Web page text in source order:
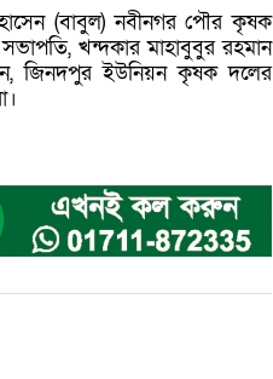
(বাবুল) নবীনগর পৌর কৃষক
খন্দকার মাহাবুবুর রহমান
জিনদপুর ইউনিয়ন কৃষক দলের